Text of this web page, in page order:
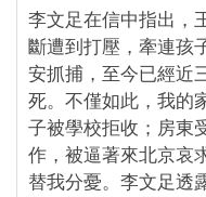
李文足在信中指出，
斷遭到打壓，牽連孩
安抓捕，至今已經近
死。不僅如此，我的
子被學校拒收；房東
作，被逼著來北京哀
替我分憂。李文足透